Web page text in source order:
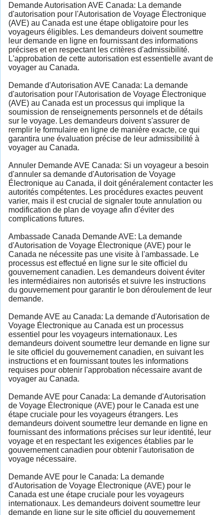
Demande Autorisation AVE Canada: La demande
d'autorisation pour l'Autorisation de Voyage Électronique
(AVE) au Canada est une étape obligatoire pour les
voyageurs éligibles. Les demandeurs doivent soumettre
leur demande en ligne en fournissant des informations
précises et en respectant les critères d'admissibilité.
L'approbation de cette autorisation est essentielle avant de
voyager au Canada.
Demande d'Autorisation AVE Canada: La demande
d'autorisation pour l'Autorisation de Voyage Électronique
(AVE) au Canada est un processus qui implique la
soumission de renseignements personnels et de détails
sur le voyage. Les demandeurs doivent s'assurer de
remplir le formulaire en ligne de manière exacte, ce qui
garantira une évaluation précise de leur admissibilité à
voyager au Canada.
Annuler Demande AVE Canada: Si un voyageur a besoin
d'annuler sa demande d'Autorisation de Voyage
Électronique au Canada, il doit généralement contacter les
autorités compétentes. Les procédures exactes peuvent
varier, mais il est crucial de signaler toute annulation ou
modification de plan de voyage afin d'éviter des
complications futures.
Ambassade Canada Demande AVE: La demande
d'Autorisation de Voyage Électronique (AVE) pour le
Canada ne nécessite pas une visite à l'ambassade. Le
processus est effectué en ligne sur le site officiel du
gouvernement canadien. Les demandeurs doivent éviter
les intermédiaires non autorisés et suivre les instructions
du gouvernement pour garantir le bon déroulement de leur
demande.
Demande AVE au Canada: La demande d'Autorisation de
Voyage Électronique au Canada est un processus
essentiel pour les voyageurs internationaux. Les
demandeurs doivent soumettre leur demande en ligne sur
le site officiel du gouvernement canadien, en suivant les
instructions et en fournissant toutes les informations
requises pour obtenir l'approbation nécessaire avant de
voyager au Canada.
Demande AVE pour Canada: La demande d'Autorisation
de Voyage Électronique (AVE) pour le Canada est une
étape cruciale pour les voyageurs étrangers. Les
demandeurs doivent soumettre leur demande en ligne en
fournissant des informations précises sur leur identité, leur
voyage et en respectant les exigences établies par le
gouvernement canadien pour obtenir l'autorisation de
voyage nécessaire.
Demande AVE pour le Canada: La demande
d'Autorisation de Voyage Électronique (AVE) pour le
Canada est une étape cruciale pour les voyageurs
internationaux. Les demandeurs doivent soumettre leur
demande en ligne sur le site officiel du gouvernement